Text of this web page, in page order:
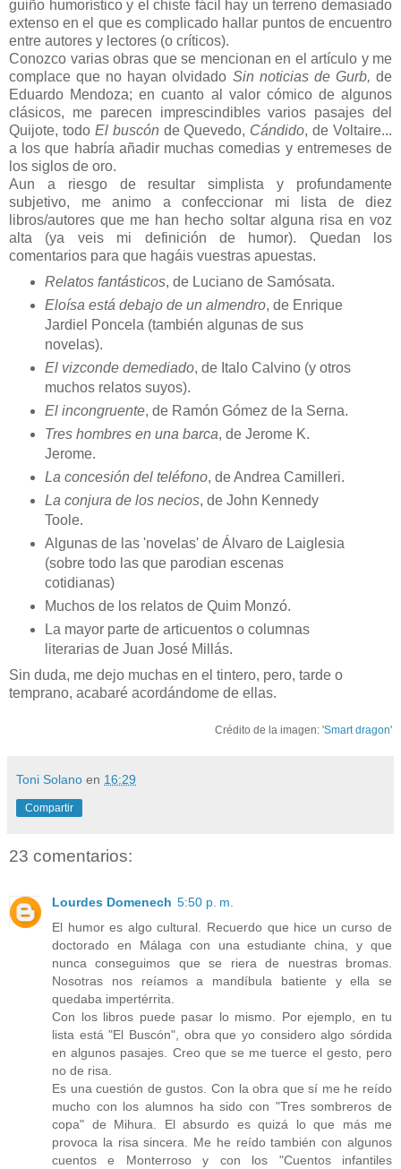
guiño humorístico y el chiste fácil hay un terreno demasiado
extenso en el que es complicado hallar puntos de encuentro
entre autores y lectores (o críticos).
Conozco varias obras que se mencionan en el artículo y me
complace que no hayan olvidado Sin noticias de Gurb, de
Eduardo Mendoza; en cuanto al valor cómico de algunos
clásicos, me parecen imprescindibles varios pasajes del
Quijote, todo El buscón de Quevedo, Cándido, de Voltaire...
a los que habría añadir muchas comedias y entremeses de
los siglos de oro.
Aun a riesgo de resultar simplista y profundamente
subjetivo, me animo a confeccionar mi lista de diez
libros/autores que me han hecho soltar alguna risa en voz
alta (ya veis mi definición de humor). Quedan los
comentarios para que hagáis vuestras apuestas.
Relatos fantásticos, de Luciano de Samósata.
Eloísa está debajo de un almendro, de Enrique
Jardiel Poncela (también algunas de sus
novelas).
El vizconde demediado, de Italo Calvino (y otros
muchos relatos suyos).
El incongruente, de Ramón Gómez de la Serna.
Tres hombres en una barca, de Jerome K.
Jerome.
La concesión del teléfono, de Andrea Camilleri.
La conjura de los necios, de John Kennedy
Toole.
Algunas de las 'novelas' de Álvaro de Laiglesia
(sobre todo las que parodian escenas
cotidianas)
Muchos de los relatos de Quim Monzó.
La mayor parte de articuentos o columnas
literarias de Juan José Millás.
Sin duda, me dejo muchas en el tintero, pero, tarde o
temprano, acabaré acordándome de ellas.
Crédito de la imagen: 'Smart dragon'
Toni Solano en 16:29
Compartir
23 comentarios:
Lourdes Domenech 5:50 p. m.
El humor es algo cultural. Recuerdo que hice un curso de
doctorado en Málaga con una estudiante china, y que
nunca conseguimos que se riera de nuestras bromas.
Nosotras nos reíamos a mandíbula batiente y ella se
quedaba impertérrita.
Con los libros puede pasar lo mismo. Por ejemplo, en tu
lista está "El Buscón", obra que yo considero algo sórdida
en algunos pasajes. Creo que se me tuerce el gesto, pero
no de risa.
Es una cuestión de gustos. Con la obra que sí me he reído
mucho con los alumnos ha sido con "Tres sombreros de
copa" de Mihura. El absurdo es quizá lo que más me
provoca la risa sincera. Me he reído también con algunos
cuentos e Monterroso y con los "Cuentos infantiles